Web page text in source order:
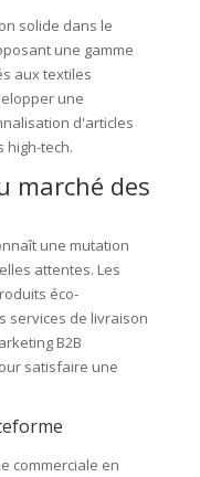
solide dans le
une gamme
aux textiles
une
d'articles
high-tech.
marché des
une mutation
attentes. Les
éco-
services de livraison
B2B
satisfaire une
commerciale en